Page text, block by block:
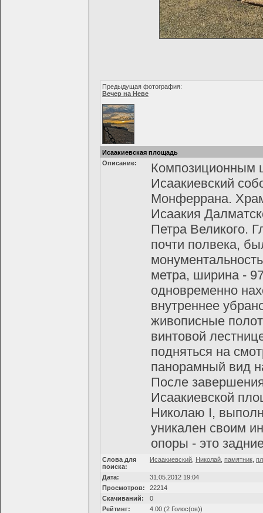
Предыдущая фотография:
Вечер на Неве
Исаакиевская площадь
Описание:
Композиционным
Исаакиевский
Монферрана.
Исаакия
Петра Великого.
почти полвека,
метра, ширина -
одновременно
внутреннее
живописные
винтовой
подняться на
панорамный вид
После
Исаакиевской
Николаю I,
уникален своим
опоры - это
Слова для
поиска:
Исаакиевский Николай памятник
Дата:
31.05.2012 19:04
Просмотров:
22214
Скачиваний:
0
Рейтинг:
4.00 (2 Голос(ов))